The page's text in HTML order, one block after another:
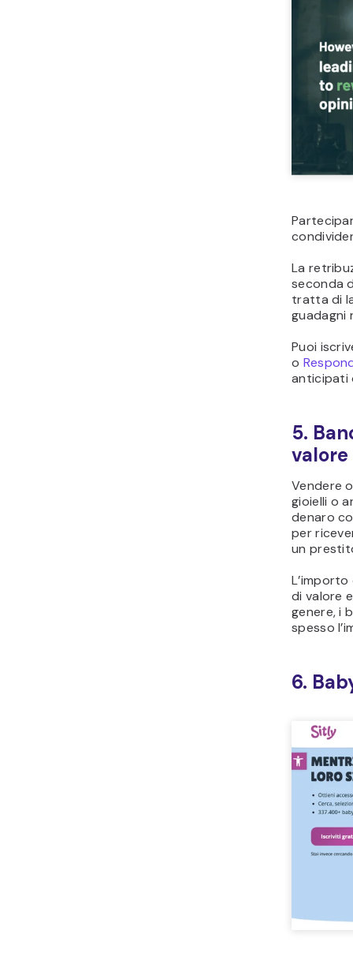
La
seconda
tratta di
guadagni
Puoi
o
anticipati
5.
valore
Vendere
gioielli o
denaro
per
un
di valore
genere, i
spesso
6.